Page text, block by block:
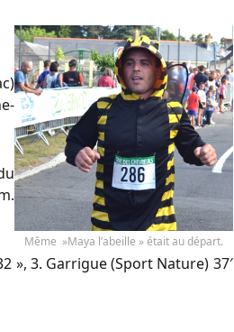
Même »Maya l’abeille » était au départ.
», 3. Garrigue (Sport Nature) 37′